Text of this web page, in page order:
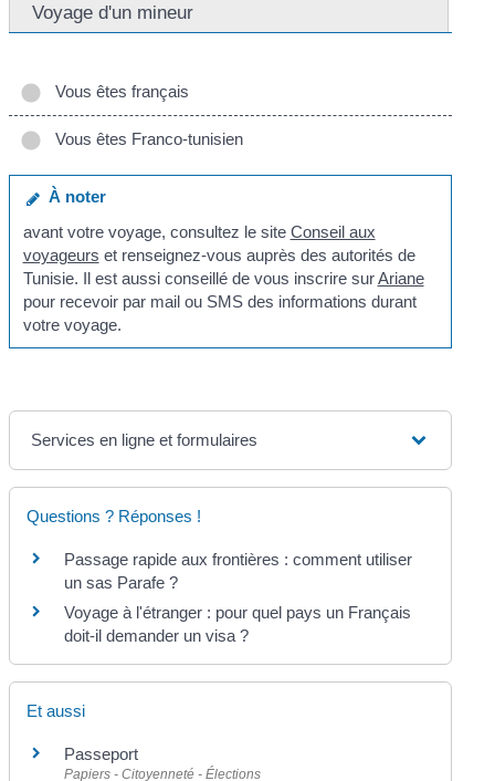
Voyage d'un mineur
Vous êtes français
Vous êtes Franco-tunisien
À noter
avant votre voyage, consultez le site Conseil aux
voyageurs et renseignez-vous auprès des autorités de
Tunisie. Il est aussi conseillé de vous inscrire surAriane
pour recevoir par mail ou SMS des informations durant
votre voyage.
Services en ligne et formulaires
Questions ? Réponses !
Passage rapide aux frontières : comment utiliser
un sas Parafe ?
Voyage à l'étranger : pour quel pays un Français
doit-il demander un visa ?
Et aussi
Passeport
Papiers - Citoyenneté - Élections